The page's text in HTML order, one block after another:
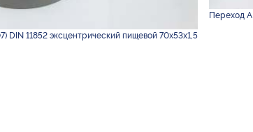
DIN 11852 эксцентрический пищевой 70х53х1,5
Переход